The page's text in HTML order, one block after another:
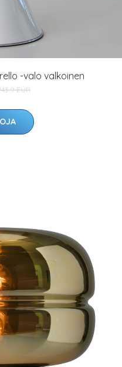
-valo valkoinen
EUR